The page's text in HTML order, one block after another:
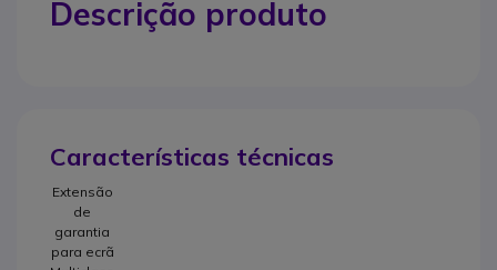
Descrição produto
Características técnicas
Extensão
de
garantia
para ecrã